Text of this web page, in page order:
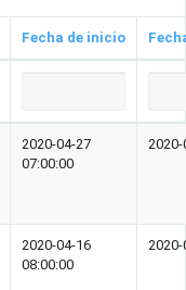
Fecha de inicio
2020-04-27
07:00:00
2020-
2020-04-16
08:00:00
2020-